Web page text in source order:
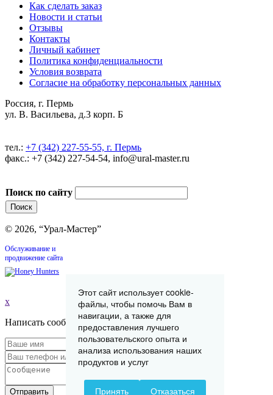
Как сделать заказ
Новости и статьи
Отзывы
Контакты
Личный кабинет
Политика конфиденциальности
Условия возврата
Согласие на обработку персональных данных
Россия, г. Пермь
ул. В. Васильева, д.3 корп. Б
тел.: +7 (342) 227-55-55, г. Пермь
факс.: +7 (342) 227-54-54, info@ural-master.ru
Поиск по сайту
© 2026, “Урал-Мастер”
Обслуживание и
продвижение сайта
x
Написать сообщение
Отправить
Этот сайт использует cookie-
файлы, чтобы помочь Вам в
навигации, а также для
предоставления лучшего
пользовательского опыта и
анализа использования наших
продуктов и услуг
Принять Отказаться